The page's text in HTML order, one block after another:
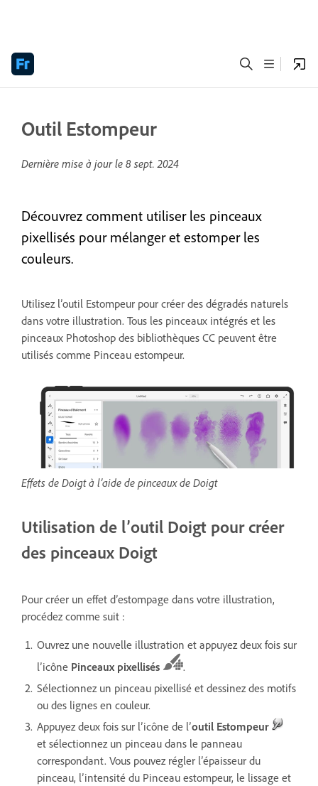
Outil Estompeur
Dernière mise à jour le 8 sept. 2024
Découvrez comment utiliser les pinceaux
pixellisés pour mélanger et estomper les
couleurs.
Utilisez l’outil Estompeur pour créer des dégradés naturels
dans votre illustration. Tous les pinceaux intégrés et les
pinceaux Photoshop des bibliothèques CC peuvent être
utilisés comme Pinceau estompeur.
Effets de Doigt à l’aide de pinceaux de Doigt
Utilisation de l’outil Doigt pour créer
des pinceaux Doigt
Pour créer un effet d’estompage dans votre illustration,
procédez comme suit :
Ouvrez une nouvelle illustration et appuyez deux fois sur
l’icône Pinceaux pixellisés
.
Sélectionnez un pinceau pixellisé et dessinez des motifs
ou des lignes en couleur.
Appuyez deux fois sur l’icône de l’outil Estompeur
et sélectionnez un pinceau dans le panneau
correspondant. Vous pouvez régler l’épaisseur du
pinceau, l’intensité du Pinceau estompeur, le lissage et